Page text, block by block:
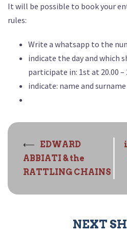
It will be possible to book your
rules:
Write a whatsapp to the
indicate the day and which
participate in: 1st at 20.00 –
indicate: name and
Navigazione
articolo
⟵
EDWARD
ABBIATI & the
RATTLING CHAINS
NEXT